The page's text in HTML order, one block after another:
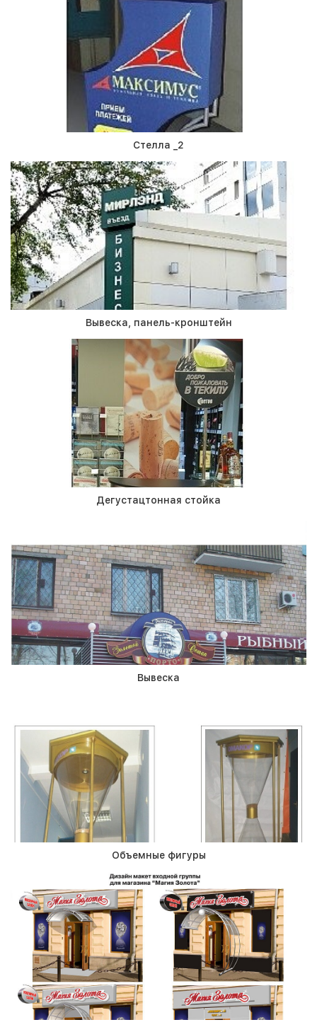
Стелла _2
Вывеска, панель-кронштейн
Дегустацтонная стойка
Вывеска
Объемные фигуры